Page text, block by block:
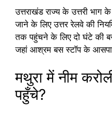
उत्तराखंड राज्य के उत्तरी भाग
जाने के लिए उत्तर रेलवे की
तक पहुंचने के लिए दो घंटे की
जहां आश्रम बस स्टॉप के
मथुरा में नीम
पहुँचे?